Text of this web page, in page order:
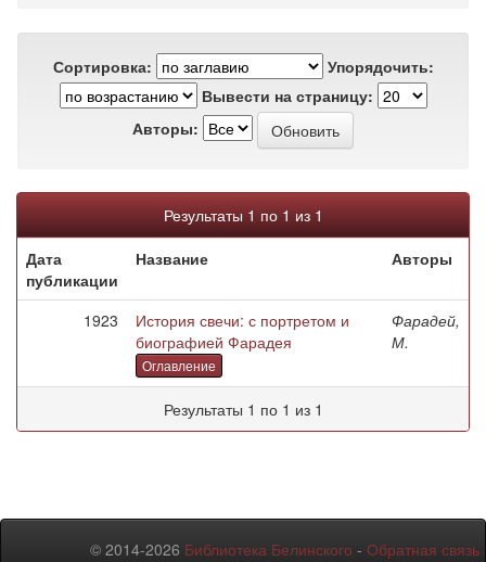
Сортировка:
Упорядочить:
Вывести на страницу:
Авторы:
Результаты 1 по 1 из 1
Дата
публикации
Название Авторы
1923
История свечи: с портретом и
биографией Фарадея
Оглавление
Фарадей,
М.
Результаты 1 по 1 из 1
© 2014-2026 Библиотека Белинского - Обратная связь